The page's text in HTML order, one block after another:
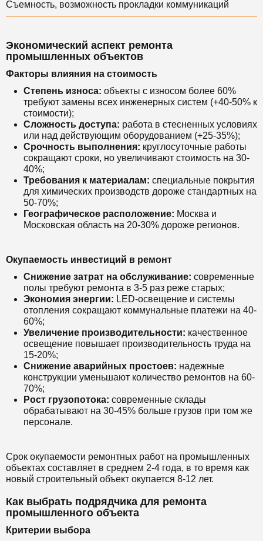
Съемность, возможность прокладки коммуникаций
Экономический аспект ремонта
промышленных объектов
Факторы влияния на стоимость
Степень износа: объекты с износом более 60%
требуют замены всех инженерных систем (+40-50% к
стоимости);
Сложность доступа: работа в стесненных условиях
или над действующим оборудованием (+25-35%);
Срочность выполнения: круглосуточные работы
сокращают сроки, но увеличивают стоимость на 30-
40%;
Требования к материалам: специальные покрытия
для химических производств дороже стандартных на
50-70%;
Географическое расположение: Москва и
Московская область на 20-30% дороже регионов.
Окупаемость инвестиций в ремонт
Снижение затрат на обслуживание: современные
полы требуют ремонта в 3-5 раз реже старых;
Экономия энергии: LED-освещение и системы
отопления сокращают коммунальные платежи на 40-
60%;
Увеличение производительности: качественное
освещение повышает производительность труда на
15-20%;
Снижение аварийных простоев: надежные
конструкции уменьшают количество ремонтов на 60-
70%;
Рост грузопотока: современные склады
обрабатывают на 30-45% больше грузов при том же
персонале.
Срок окупаемости ремонтных работ на промышленных
объектах составляет в среднем 2-4 года, в то время как
новый строительный объект окупается 8-12 лет.
Как выбрать подрядчика для ремонта
промышленного объекта
Критерии выбора